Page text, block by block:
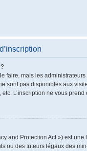
faire, mais les
sont pas disponibles aux
etc. L’inscription ne vous
and Protection Act ») est
ou des tuteurs légaux des